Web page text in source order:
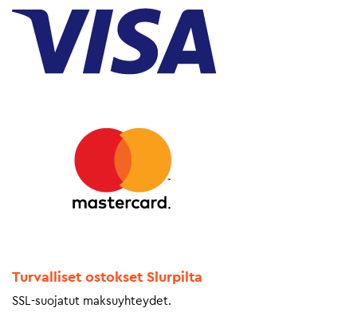
Turvalliset ostokset Slurpilta
SSL-suojatut maksuyhteydet.